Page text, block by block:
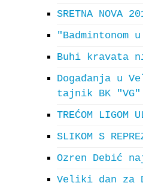
SRETNA NOVA
Buhi kravata
Događanja u
tajnik BK
TREĆOM LIGOM
SLIKOM S
Ozren Debić
Veliki dan za